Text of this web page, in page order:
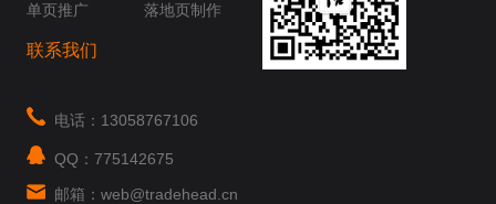
单页推广 落地页制作
联系我们
电话：13058767106
QQ：775142675
邮箱：web@tradehead.cn